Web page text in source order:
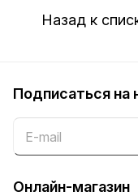
Назад к
Подписаться на
Онлайн-магазин